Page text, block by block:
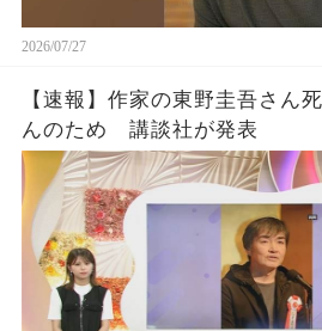
2026/07/27
【速報】作家の東野圭吾さ
んのため 講談社が発表